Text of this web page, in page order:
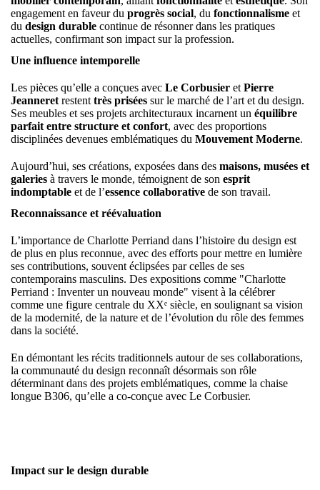
engagement en faveur du progrès social, du fonctionnalisme et
du design durable continue de résonner dans les pratiques
actuelles, confirmant son impact sur la profession.
Une influence intemporelle
Les pièces qu’elle a conçues avec Le Corbusier et Pierre
Jeanneret restent très prisées sur le marché de l’art et du design.
Ses meubles et ses projets architecturaux incarnent un équilibre
parfait entre structure et confort, avec des proportions
disciplinées devenues emblématiques du Mouvement Moderne.
Aujourd’hui, ses créations, exposées dans des maisons, musées et
galeries à travers le monde, témoignent de son esprit
indomptable et de l’essence collaborative de son travail.
Reconnaissance et réévaluation
L’importance de Charlotte Perriand dans l’histoire du design est
de plus en plus reconnue, avec des efforts pour mettre en lumière
ses contributions, souvent éclipsées par celles de ses
contemporains masculins. Des expositions comme "Charlotte
Perriand : Inventer un nouveau monde" visent à la célébrer
comme une figure centrale du XXᵉ siècle, en soulignant sa vision
de la modernité, de la nature et de l’évolution du rôle des femmes
dans la société.
En démontant les récits traditionnels autour de ses collaborations,
la communauté du design reconnaît désormais son rôle
déterminant dans des projets emblématiques, comme la chaise
longue B306, qu’elle a co-conçue avec Le Corbusier.
Impact sur le design durable